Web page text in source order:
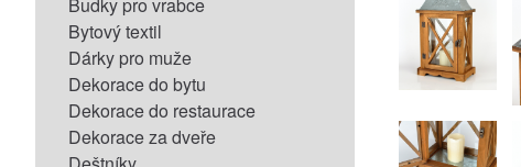
Bytový textil
Dárky pro muže
Dekorace do bytu
Dekorace do restaurace
Dekorace za dveře